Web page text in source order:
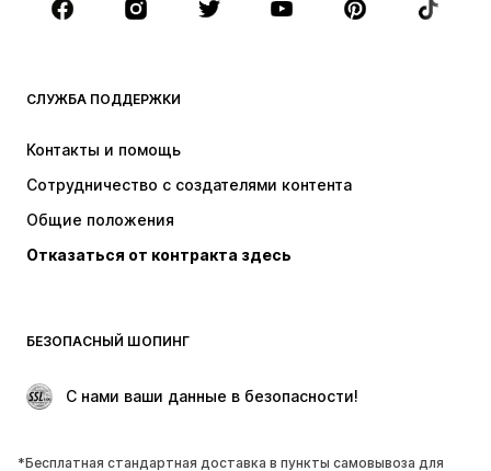
Аксессуары
Премиум
НОВИНКИ
Куртки
Белье
Пальто
Юбки
Поводы
ЭКСКЛЮЗИВ
СЛУЖБА ПОДДЕРЖКИ
Контакты и помощь
Сотрудничество с создателями контента
Общие положения
Отказаться от контракта здесь
БЕЗОПАСНЫЙ ШОПИНГ
С нами ваши данные в безопасности!
*Бесплатная стандартная доставка в пункты самовывоза для